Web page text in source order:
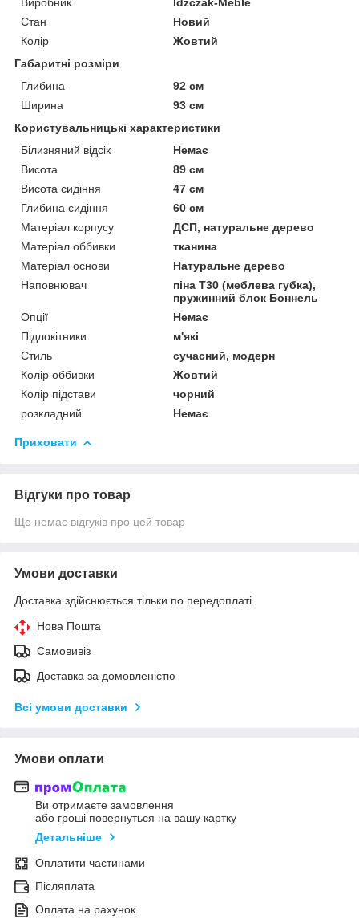
Стан
Новий
Колір
Жовтий
Габаритні розміри
Глибина
92 см
Ширина
93 см
Користувальницькі характеристики
Білизняний відсік
Немає
Висота
89 см
Висота сидіння
47 см
Глибина сидіння
60 см
Матеріал корпусу
ДСП, натуральне дерево
Матеріал оббивки
тканина
Матеріал основи
Натуральне дерево
Наповнювач
піна T30 (меблева губка),
пружинний блок Боннель
Опції
Немає
Підлокітники
м'які
Стиль
сучасний, модерн
Колір оббивки
Жовтий
Колір підстави
чорний
розкладний
Немає
Приховати
Відгуки про товар
Ще немає відгуків про цей товар
Умови доставки
Доставка здійснюється тільки по передоплаті.
Нова Пошта
Самовивіз
Доставка за домовленістю
Всі умови доставки
Умови оплати
Ви отримаєте замовлення
або гроші повернуться на вашу картку
Детальніше
Оплатити частинами
Післяплата
Оплата на рахунок